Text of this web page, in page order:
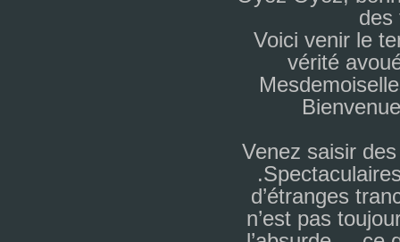
des
Voici venir le
vérité
Venez sai­sir
d’étranges
n’est pas